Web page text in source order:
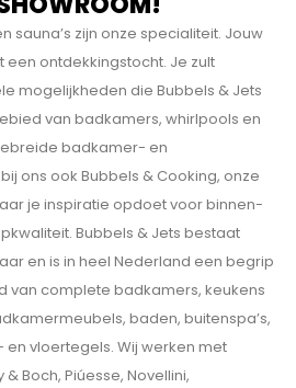
sauna’s zijn onze specialiteit. Jouw
ontdekkings­tocht. Je zult
mogelijkheden die Bubbels & Jets
van badkamers, whirlpools en
badkamer- en
ons ook Bubbels & Cooking, onze
je inspiratie opdoet voor binnen-
Bubbels & Jets bestaat
en is in heel Nederland een begrip
van complete badkamers, keukens
baden, buitenspa’s,
vloertegels. Wij werken met
Boch, Piúesse, Novellini,